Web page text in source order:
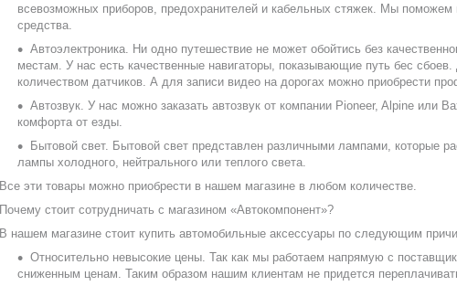
всевозможных приборов, предохранителей и кабельных стяжек. Мы
средства.
Автоэлектроника. Ни одно путешествие не может обойтись без
местам. У нас есть качественные навигаторы, показывающие путь бес
количеством датчиков. А для записи видео на дорогах можно приобрести
Автозвук. У нас можно заказать автозвук от компании Pioneer, Alpine или
комфорта от езды.
Бытовой свет. Бытовой свет представлен различными лампами, которые
лампы холодного, нейтрального или теплого света.
Все эти товары можно приобрести в нашем магазине в любом количестве.
Почему стоит сотрудничать с магазином «Автокомпонент»?
В нашем магазине стоит купить автомобильные аксессуары по следующим
Относительно невысокие цены. Так как мы работаем напрямую с
сниженным ценам. Таким образом нашим клиентам не придется